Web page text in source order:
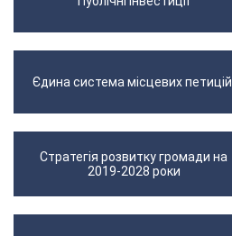
Єдина система місцевих петицій.
Стратегія розвитку громади на
2019-2028 роки